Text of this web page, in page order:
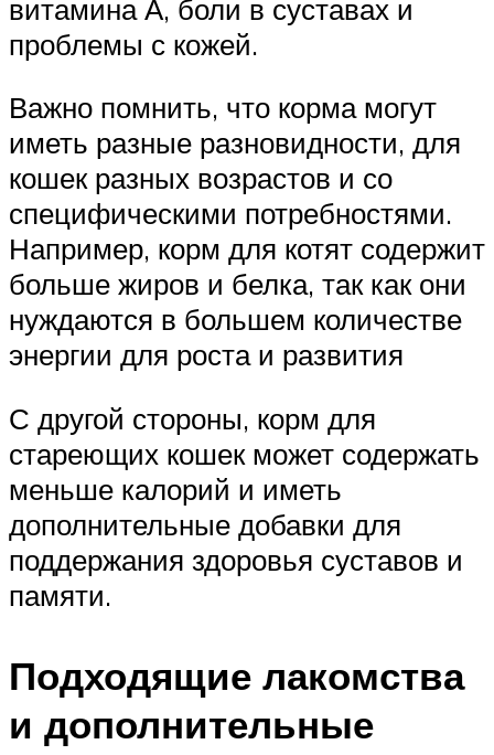
витамина А, боли в суставах и
проблемы с кожей.
Важно помнить, что корма могут
иметь разные разновидности, для
кошек разных возрастов и со
специфическими потребностями.
Например, корм для котят содержит
больше жиров и белка, так как они
нуждаются в большем количестве
энергии для роста и развития
С другой стороны, корм для
стареющих кошек может содержать
меньше калорий и иметь
дополнительные добавки для
поддержания здоровья суставов и
памяти.
Подходящие лакомства
и дополнительные